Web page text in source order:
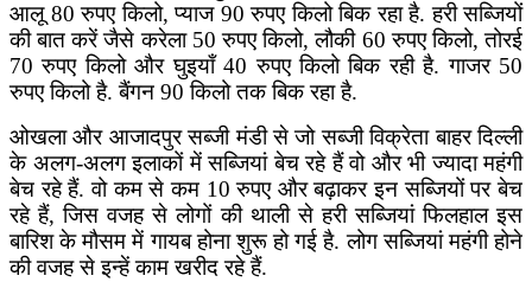
आलू 80 रुपए किलो, प्याज 90 रुपए किलो बिक रहा है. हरी सब्जियों
की बात करें जैसे करेला 50 रुपए किलो, लौकी 60 रुपए किलो, तोरई
70 रुपए किलो और घुइयाँ 40 रुपए किलो बिक रही है. गाजर 50
रुपए किलो है. बैंगन 90 किलो तक बिक रहा है.
ओखला और आजादपुर सब्जी मंडी से जो सब्जी विक्रेता बाहर दिल्ली
के अलग-अलग इलाकों में सब्जियां बेच रहे हैं वो और भी ज्यादा महंगी
बेच रहे हैं. वो कम से कम 10 रुपए और बढ़ाकर इन सब्जियों पर बेच
रहे हैं, जिस वजह से लोगों की थाली से हरी सब्जियां फिलहाल इस
बारिश के मौसम में गायब होना शुरू हो गई है. लोग सब्जियां महंगी होने
की वजह से इन्हें काम खरीद रहे हैं.